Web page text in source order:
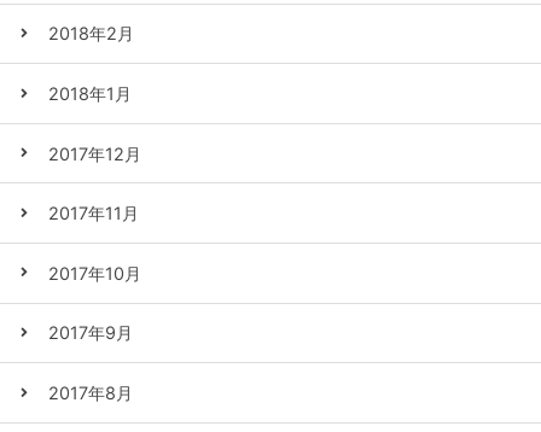
2018年2月
2018年1月
2017年12月
2017年11月
2017年10月
2017年9月
2017年8月